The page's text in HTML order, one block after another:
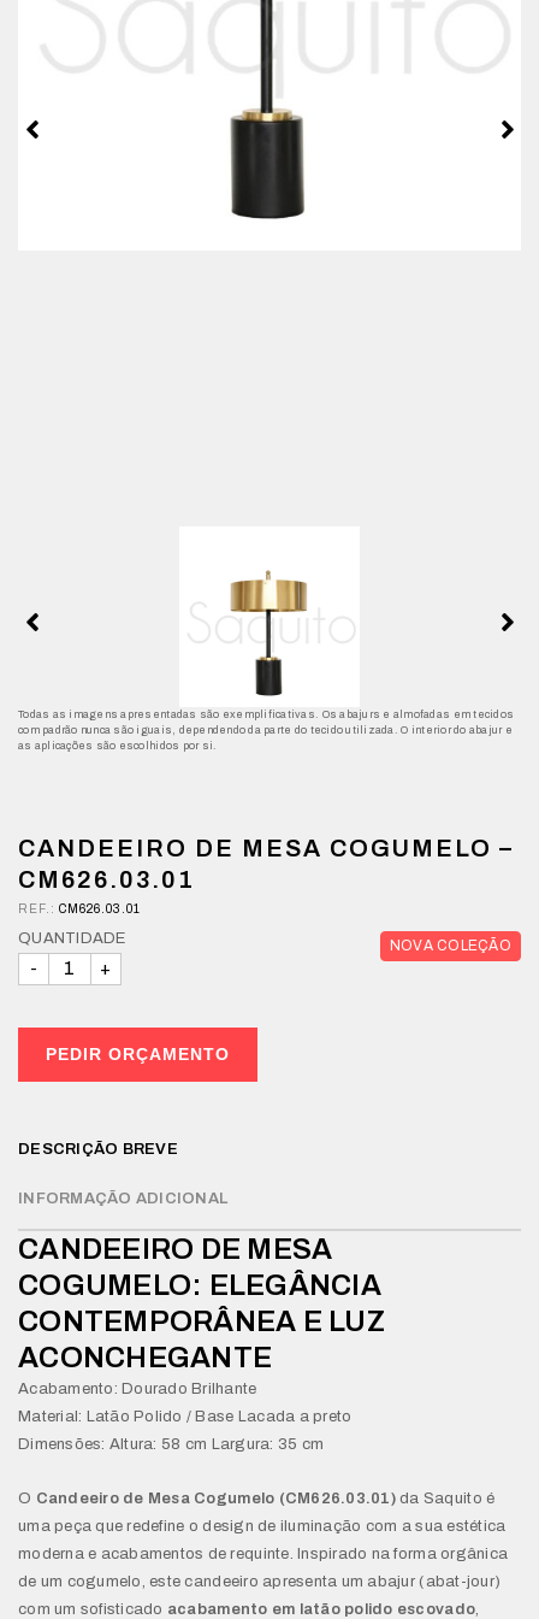
Todas as imagens apresentadas são exemplificativas. Os abajurs e almofadas em tecidos
com padrão nunca são iguais, dependendo da parte do tecido utilizada. O interior do abajur e
as aplicações são escolhidos por si.
CANDEEIRO DE MESA COGUMELO –
CM626.03.01
REF.: CM626.03.01
NOVA COLEÇÃO
QUANTIDADE
PEDIR ORÇAMENTO
DESCRIÇÃO BREVE
INFORMAÇÃO ADICIONAL
CANDEEIRO DE MESA
COGUMELO: ELEGÂNCIA
CONTEMPORÂNEA E LUZ
ACONCHEGANTE
Acabamento: Dourado Brilhante
Material: Latão Polido / Base Lacada a preto
Dimensões: Altura: 58 cm Largura: 35 cm
O Candeeiro de Mesa Cogumelo (CM626.03.01)da Saquito é
uma peça que redefine o design de iluminação com a sua estética
moderna e acabamentos de requinte. Inspirado na forma orgânica
de um cogumelo, este candeeiro apresenta um abajur (abat-jour)
com um sofisticado acabamento em latão polido escovado